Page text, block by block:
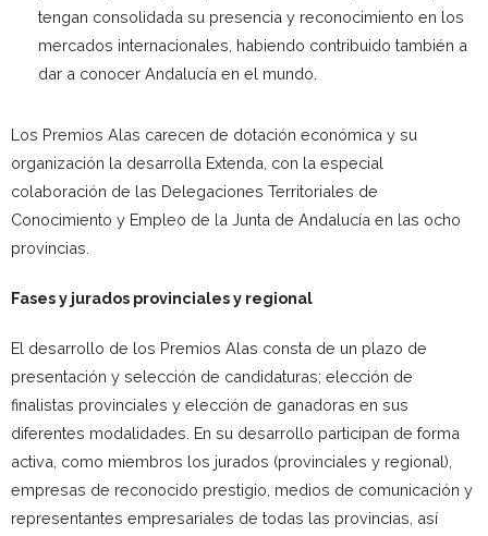
tengan consolidada su presencia y reconocimiento en los
mercados internacionales, habiendo contribuido también a
dar a conocer Andalucía en el mundo.
Los Premios Alas carecen de dotación económica y su
organización la desarrolla Extenda, con la especial
colaboración de las Delegaciones Territoriales de
Conocimiento y Empleo de la Junta de Andalucía en las ocho
provincias.
Fases y jurados provinciales y regional
El desarrollo de los Premios Alas consta de un plazo de
presentación y selección de candidaturas; elección de
finalistas provinciales y elección de ganadoras en sus
diferentes modalidades. En su desarrollo participan de forma
activa, como miembros los jurados (provinciales y regional),
empresas de reconocido prestigio, medios de comunicación y
representantes empresariales de todas las provincias, así